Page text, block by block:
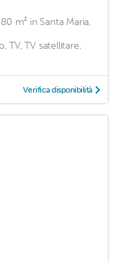
m² in Santa Maria,
TV, TV satellitare,
Verifica disponibilità